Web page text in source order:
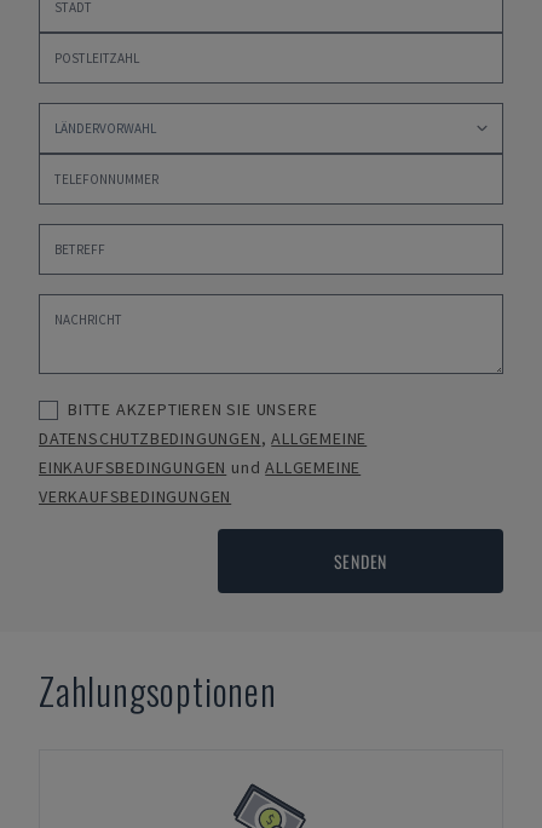
BITTE AKZEPTIEREN SIE UNSERE
DATENSCHUTZBEDINGUNGEN,ALLGEMEINE
EINKAUFSBEDINGUNGEN undALLGEMEINE
VERKAUFSBEDINGUNGEN
SENDEN
Zahlungsoptionen